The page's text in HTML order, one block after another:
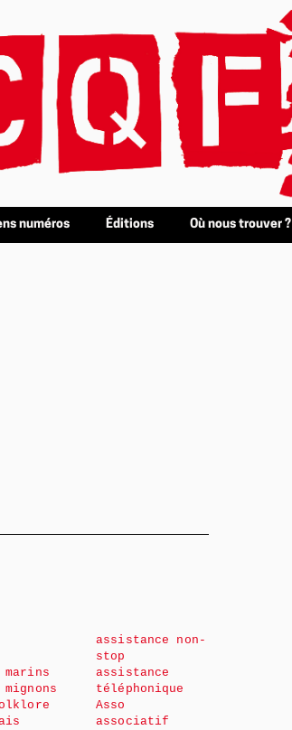
numéros Éditions Où nous trouver ?
marins
mignons
assistance non-
stop
assistance
téléphonique
Asso
associatif